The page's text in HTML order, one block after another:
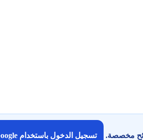
مخصصة. تسجيل الدخول باستخدام Google